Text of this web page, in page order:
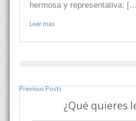
hermosa y representativa:
Leer mas
Previous Posts
¿Qué quieres